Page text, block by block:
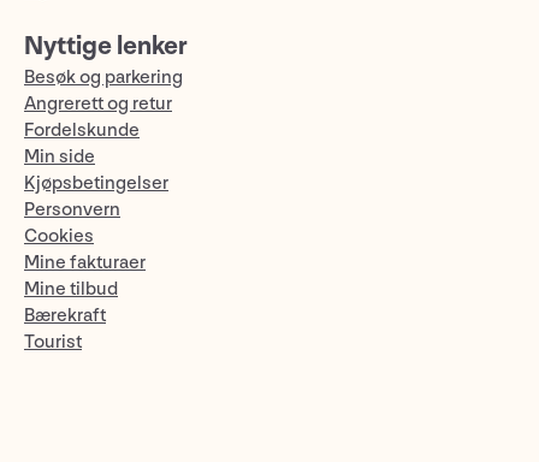
Nyttige lenker
Besøk og parkering
Angrerett og retur
Fordelskunde
Min side
Kjøpsbetingelser
Personvern
Cookies
Mine fakturaer
Mine tilbud
Bærekraft
Tourist